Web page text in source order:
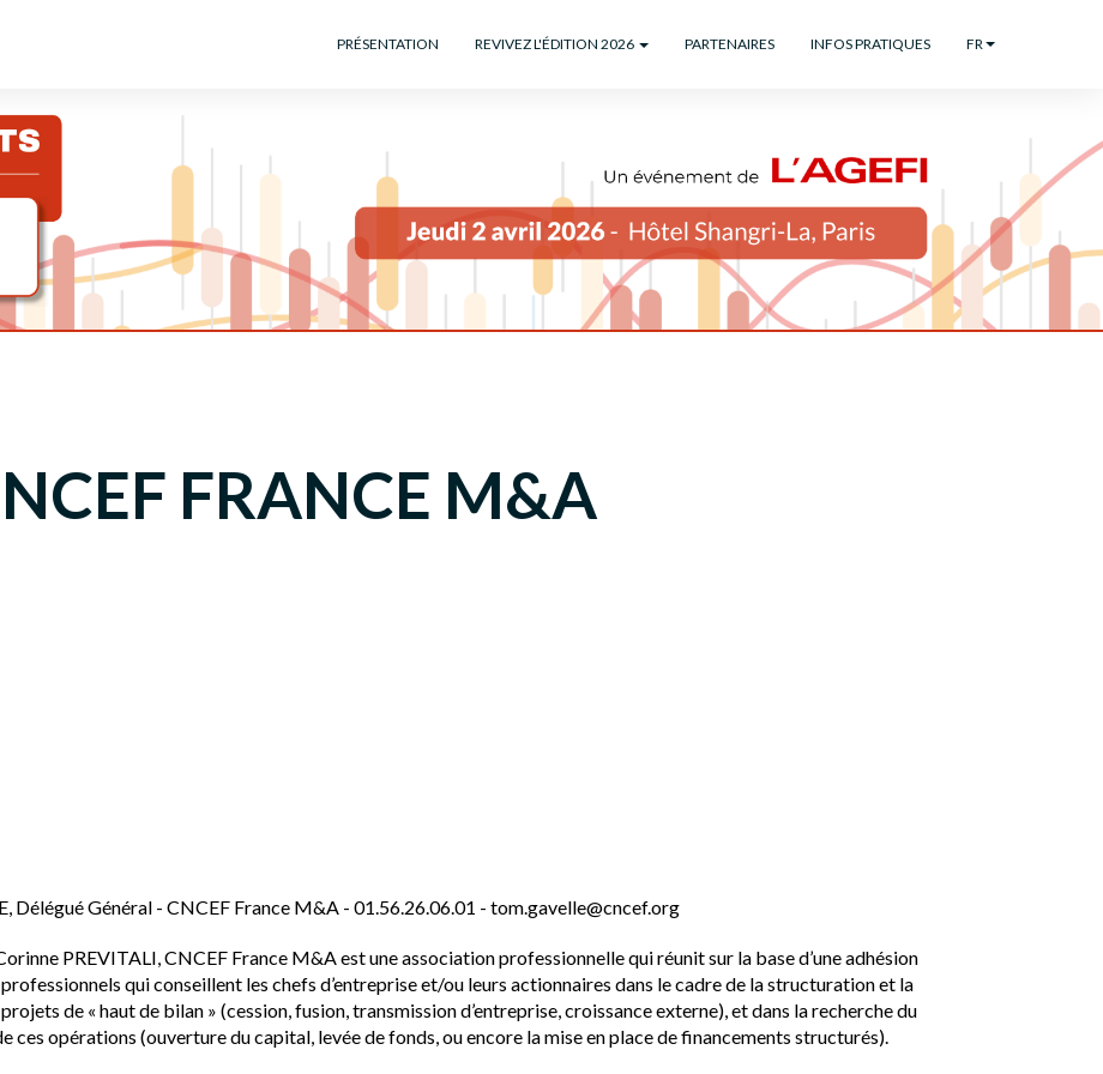
PRÉSENTATION REVIVEZ L'ÉDITION 2026 PARTENAIRES INFOS PRATIQUES FR
FRANCE M&A
Délégué Général - CNCEF France M&A - 01.56.26.06.01 - tom.gavelle@cncef.org
PREVITALI, CNCEF France M&A est une association professionnelle qui réunit sur la base d’une adhésion
qui conseillent les chefs d’entreprise et/ou leurs actionnaires dans le cadre de la structuration et la
de « haut de bilan » (cession, fusion, transmission d’entreprise, croissance externe), et dans la recherche du
ces opérations (ouverture du capital, levée de fonds, ou encore la mise en place de financements structurés).